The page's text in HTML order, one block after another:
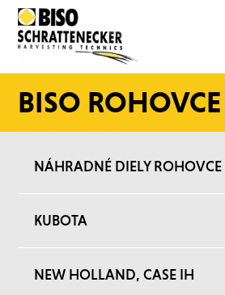
BISO ROHOVCE
NÁHRADNÉ DIELY ROHOVCE
KUBOTA
NEW HOLLAND, CASE IH